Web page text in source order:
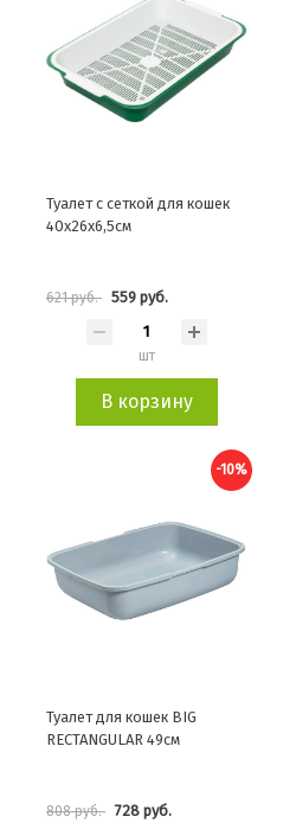
Туалет с сеткой для кошек
40х26х6,5см
621 руб. 559 руб.
шт
В корзину
-10%
Туалет для кошек BIG
RECTANGULAR 49см
808 руб. 728 руб.